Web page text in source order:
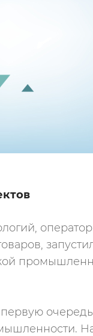
оператор